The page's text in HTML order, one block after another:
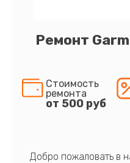
Ремонт
Стоимость
ремонта
от 500 руб
Добро пожаловать в